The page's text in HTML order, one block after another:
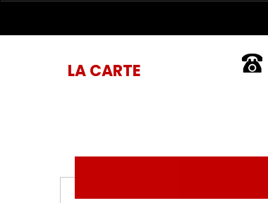
LA CARTE